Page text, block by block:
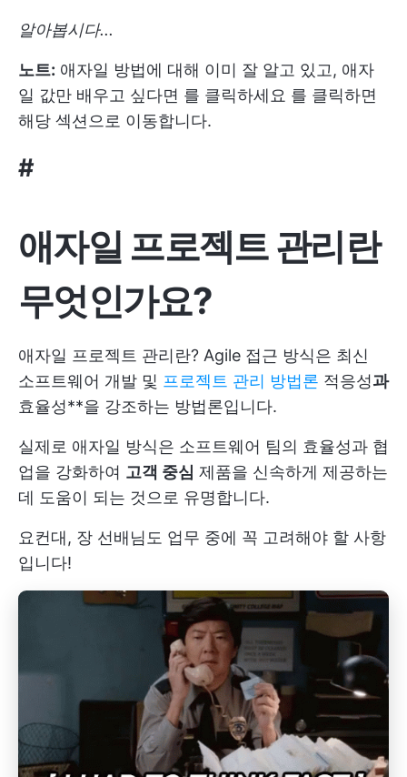
알아봅시다...
노트: 애자일 방법에 대해 이미 잘 알고 있고, 애자
일 값만 배우고 싶다면 를 클릭하세요 를 클릭하면
해당 섹션으로 이동합니다.
#
애자일 프로젝트 관리란
무엇인가요?
애자일 프로젝트 관리란? Agile 접근 방식은 최신
소프트웨어 개발 및 프로젝트 관리 방법론 적응성과
효율성**을 강조하는 방법론입니다.
실제로 애자일 방식은 소프트웨어 팀의 효율성과 협
업을 강화하여 고객 중심 제품을 신속하게 제공하는
데 도움이 되는 것으로 유명합니다.
요컨대, 장 선배님도 업무 중에 꼭 고려해야 할 사항
입니다!